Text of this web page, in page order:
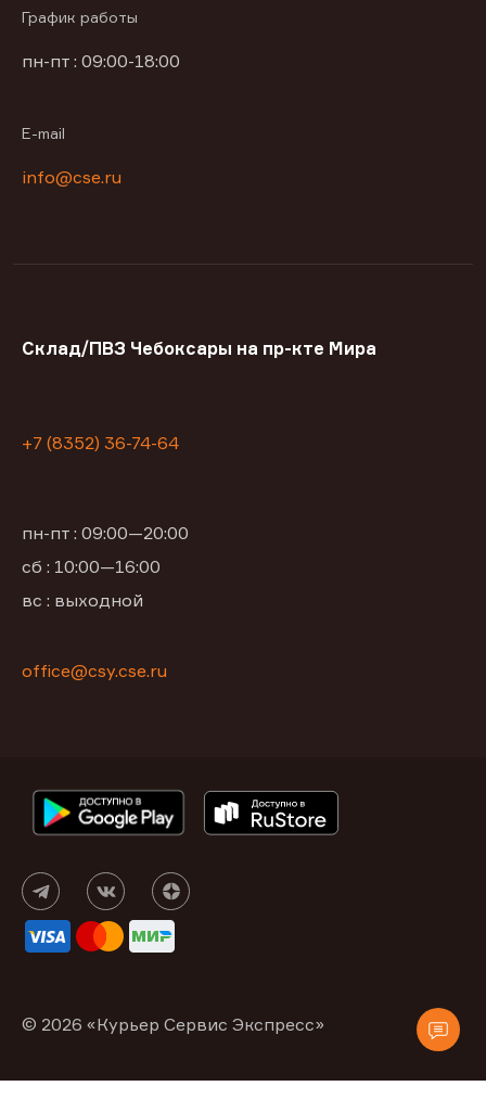
График работы
пн-пт : 09:00-18:00
E-mail
info@cse.ru
Склад/ПВЗ Чебоксары на пр-кте Мира
+7 (8352) 36-74-64
пн-пт : 09:00—20:00
сб : 10:00—16:00
вс : выходной
office@csy.cse.ru
© 2026 «Курьер Сервис Экспресс»